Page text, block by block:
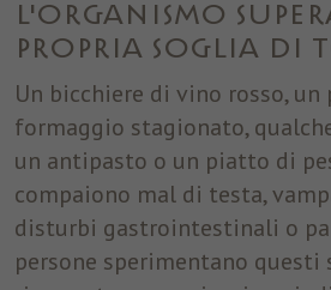
l'organismo
propria soglia di
Un bicchiere di vino rosso, un
formaggio stagionato,
un antipasto o un piatto di
compaiono mal di testa,
disturbi gastrointestinali o
persone sperimentano